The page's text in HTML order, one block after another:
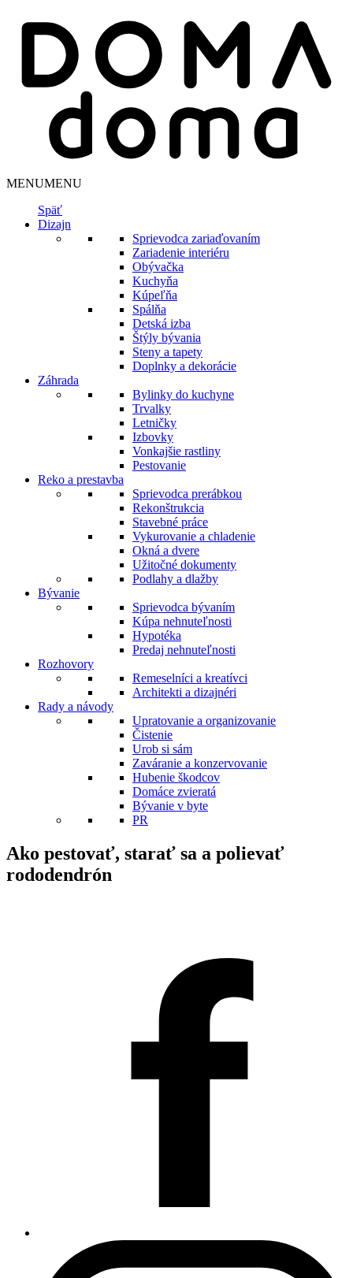
MENUMENU
Späť
Dizajn
Sprievodca zariaďovaním
Zariadenie interiéru
Obývačka
Kuchyňa
Kúpeľňa
Spálňa
Detská izba
Štýly bývania
Steny a tapety
Doplnky a dekorácie
Záhrada
Bylinky do kuchyne
Trvalky
Letničky
Izbovky
Vonkajšie rastliny
Pestovanie
Reko a prestavba
Sprievodca prerábkou
Rekonštrukcia
Stavebné práce
Vykurovanie a chladenie
Okná a dvere
Užitočné dokumenty
Podlahy a dlažby
Bývanie
Sprievodca bývaním
Kúpa nehnuteľnosti
Hypotéka
Predaj nehnuteľnosti
Rozhovory
Remeselníci a kreatívci
Architekti a dizajnéri
Rady a návody
Upratovanie a organizovanie
Čistenie
Urob si sám
Zaváranie a konzervovanie
Hubenie škodcov
Domáce zvieratá
Bývanie v byte
PR
Ako pestovať, starať sa a polievať
rododendrón